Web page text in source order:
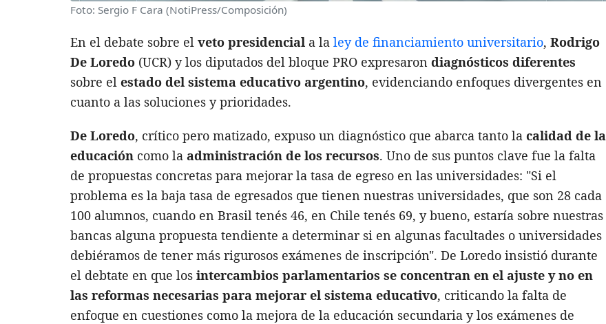
Foto: Sergio F Cara (NotiPress/Composición)
En el debate sobre el veto presidencial a la ley de financiamiento universitario, Rodrigo
De Loredo (UCR) y los diputados del bloque PRO expresaron diagnósticos diferentes
sobre el estado del sistema educativo argentino, evidenciando enfoques divergentes en
cuanto a las soluciones y prioridades.
De Loredo, crítico pero matizado, expuso un diagnóstico que abarca tanto la calidad de la
educación como la administración de los recursos. Uno de sus puntos clave fue la falta
de propuestas concretas para mejorar la tasa de egreso en las universidades: "Si el
problema es la baja tasa de egresados que tienen nuestras universidades, que son 28 cada
100 alumnos, cuando en Brasil tenés 46, en Chile tenés 69, y bueno, estaría sobre nuestras
bancas alguna propuesta tendiente a determinar si en algunas facultades o universidades
debiéramos de tener más rigurosos exámenes de inscripción". De Loredo insistió durante
el debtate en que los intercambios parlamentarios se concentran en el ajuste y no en
las reformas necesarias para mejorar el sistema educativo, criticando la falta de
enfoque en cuestiones como la mejora de la educación secundaria y los exámenes de